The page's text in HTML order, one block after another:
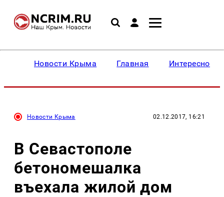
Новости Крыма Главная Интересное
Новости Крыма 02.12.2017, 16:21
В Севастополе
бетономешалка
въехала жилой дом